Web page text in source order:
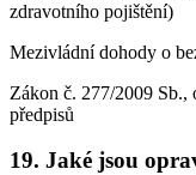
zdravotního pojištění)
Mezivládní dohody o
Zákon č. 277/2009
předpisů
19. Jaké jsou